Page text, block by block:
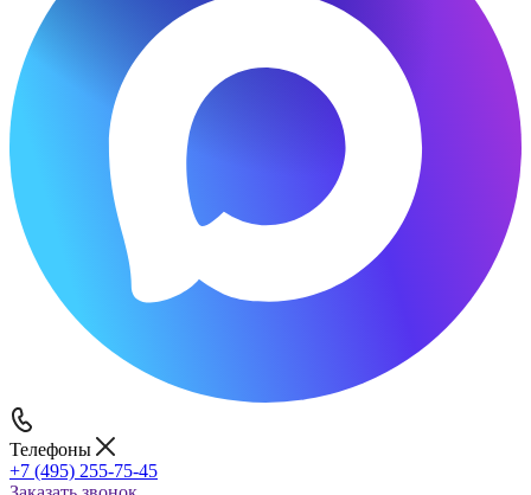
Телефоны
+7 (495) 255-75-45